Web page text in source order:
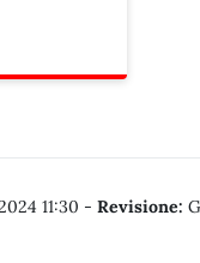
2024
11:30 - Revisione: